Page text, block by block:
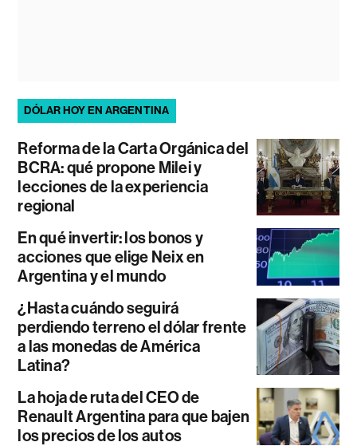
DÓLAR HOY EN ARGENTINA
Reforma de la Carta Orgánica del
BCRA: qué propone Milei y
lecciones de la experiencia
regional
En qué invertir: los bonos y
acciones que elige Neix en
Argentina y el mundo
¿Hasta cuándo seguirá
perdiendo terreno el dólar frente
a las monedas de América
Latina?
La hoja de ruta del CEO de
Renault Argentina para que bajen
los precios de los autos